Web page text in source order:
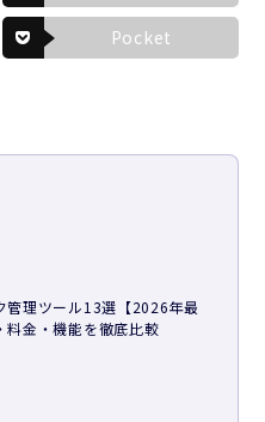
Pocket
管理ツール13選【2026年最
料金・機能を徹底比較